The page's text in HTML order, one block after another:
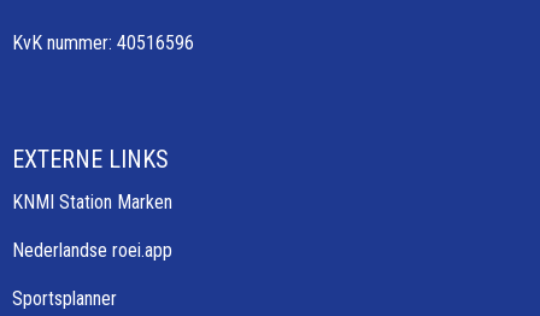
KvK nummer: 40516596
EXTERNE LINKS
KNMI Station Marken
Nederlandse roei.app
Sportsplanner